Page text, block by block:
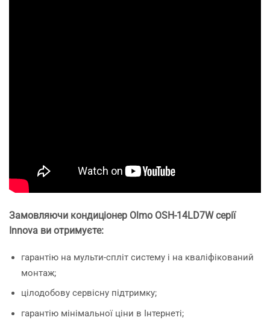
Замовляючи кондиціонер Olmo OSH-14LD7W серії
Innova ви отримуєте:
гарантію на мульти-спліт систему і на кваліфікований
монтаж;
цілодобову сервісну підтримку;
гарантію мінімальної ціни в Інтернеті;